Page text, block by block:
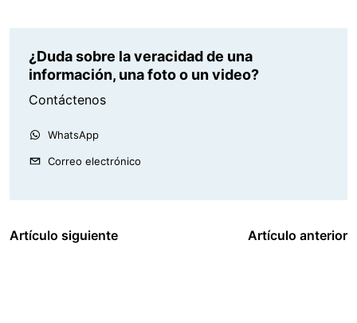
¿Duda sobre la veracidad de una
información, una foto o un video?
Contáctenos
WhatsApp
Correo electrónico
Artículo siguiente Artículo anterior